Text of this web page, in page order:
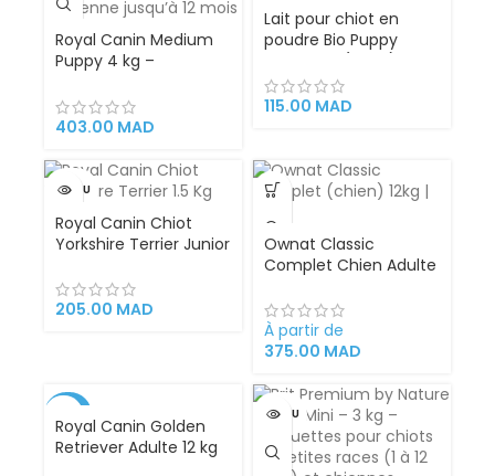
Royal Canin Medium
Puppy 4 kg –
de Race Moyenne (11 à
25 kg) de 2 à 12 Mois
403.00 MAD
Lait pour chiot en
poudre Bio Puppy
115.00 MAD
VENDU
Royal Canin Chiot
Yorkshire Terrier Junior
complète
205.00 MAD
Ownat Classic
Complet Chien Adulte
Races et Tailles
Viande Fraîche
Alimentation saine
À partir de
375.00 MAD
VENDU
Royal Canin Golden
Retriever Adulte 12 kg
VENDU